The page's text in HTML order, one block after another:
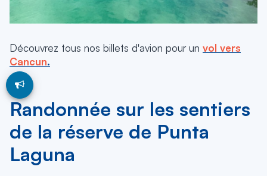
Découvrez tous nos billets d'avion pour un vol vers
Cancun.
Randonnée sur les sentiers
de la réserve de Punta
Laguna